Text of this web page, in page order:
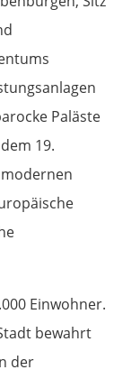
Paläste
19.
Einwohner.
bewahrt
der